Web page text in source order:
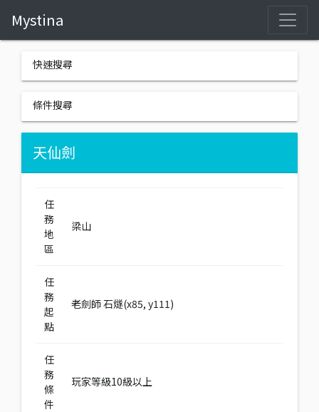
Mystina
快速搜尋
條件搜尋
天仙劍
任
務
地
區
梁山
任
務
起
點
老劍師 石燧(x85, y111)
任
務
條
件
玩家等級10級以上